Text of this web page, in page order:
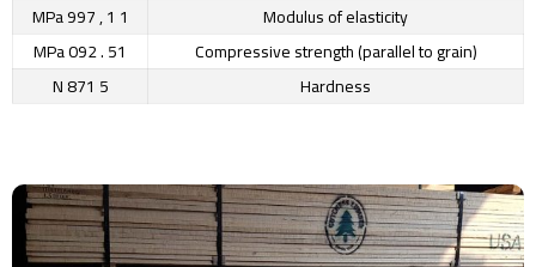
Modulus of elasticity
1 1 , 997 MPa
Compressive strength (parallel to grain)
51 . 092 MPa
Hardness
5 871 N